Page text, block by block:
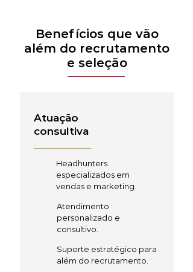
Benefícios que vão
além do recrutamento
e seleção
Atuação
consultiva
Headhunters
especializados em
vendas e marketing.
Atendimento
personalizado e
consultivo.
Suporte estratégico para
além do recrutamento.